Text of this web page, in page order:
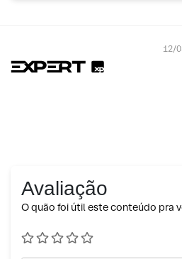
12/
Avaliação
O quão foi útil este conteúdo pra